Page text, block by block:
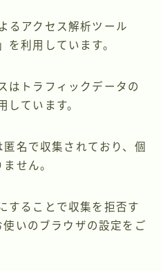
るアクセス解析ツール
を利用しています。
はトラフィックデータの
ています。
名で収集されており、個
せん。
することで収集を拒否す
いのブラウザの設定をご